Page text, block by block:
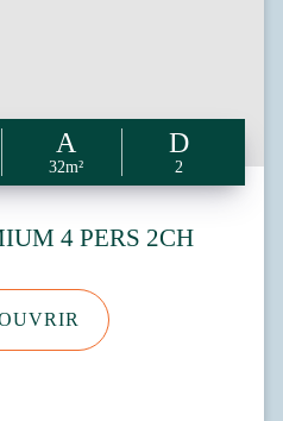
32m² 2
4 PERS 2CH